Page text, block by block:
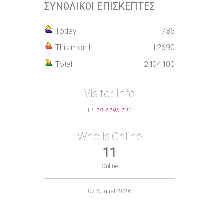
ΣΥΝΟΛΙΚΟΙ ΕΠΙΣΚΕΠΤΕΣ
Today
735
This month
12690
Total
2404400
Visitor Info
IP: 10.4.195.132
Who Is Online
11
Online
07 August 2026